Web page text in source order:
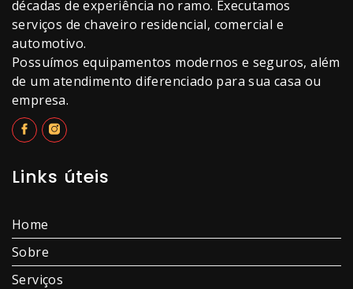
décadas de experiência no ramo. Executamos
serviços de chaveiro residencial, comercial e
automotivo.
Possuímos equipamentos modernos e seguros, além
de um atendimento diferenciado para sua casa ou
empresa.
Links úteis
Home
Sobre
Serviços